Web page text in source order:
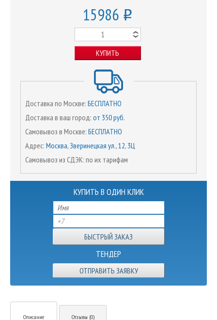
15986 o
КУПИТЬ
Доставка по Москве: БЕСПЛАТНО
Доставка в ваш город: от 350 руб.
Самовывоз в Москве: БЕСПЛАТНО
Адрес: Москва, Зверинецкая ул., 12, 3Ц
Самовывоз из СДЭК: по их тарифам
КУПИТЬ В ОДИН КЛИК
ТЕНДЕР
ОТПРАВИТЬ ЗАЯВКУ
Описание Отзывы (0)